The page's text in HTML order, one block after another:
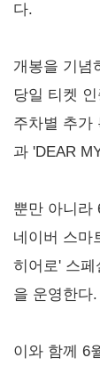
다.
개봉을 기념
당일 티켓
주차별 추가
과 'DEAR
뿐만 아니라
네이버 스마
히어로' 스
을 운영한다.
이와 함께 6